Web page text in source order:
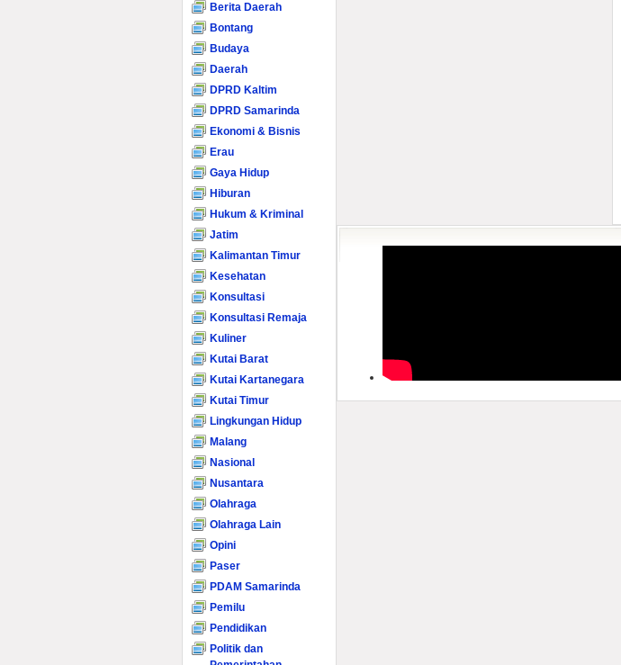
Berita Daerah
Bontang
Budaya
Daerah
DPRD Kaltim
DPRD Samarinda
Ekonomi & Bisnis
Erau
Gaya Hidup
Hiburan
Hukum & Kriminal
Jatim
Kalimantan Timur
Kesehatan
Konsultasi
Konsultasi Remaja
Kuliner
Kutai Barat
Kutai Kartanegara
Kutai Timur
Lingkungan Hidup
Malang
Nasional
Nusantara
Olahraga
Olahraga Lain
Opini
Paser
PDAM Samarinda
Pemilu
Pendidikan
Politik dan